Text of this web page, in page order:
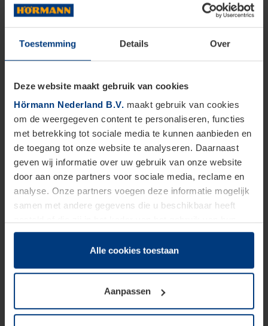
Toestemming Details Over
Deze website maakt gebruik van cookies
Hörmann Nederland B.V. maakt gebruik van cookies
om de weergegeven content te personaliseren, functies
met betrekking tot sociale media te kunnen aanbieden en
de toegang tot onze website te analyseren. Daarnaast
geven wij informatie over uw gebruik van onze website
door aan onze partners voor sociale media, reclame en
analyse. Onze partners voegen deze informatie mogelijk
samen met andere gegevens die u beschikbaar heeft
dienstverlening hebben verzameld.
Juridisch zijn wij gerechtigd om cookies op uw computer
onze pagina's absoluut noodzakelijk is. Voor alle andere
soorten cookies is uw toestemming vereist. Uw
toestemming kunt u op elk moment bij de uitleg van de
Alle cookies toestaan
Aanpassen